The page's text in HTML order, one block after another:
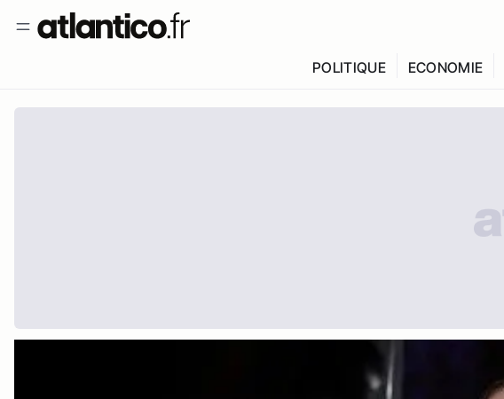
POLITIQUE ECONOMIE